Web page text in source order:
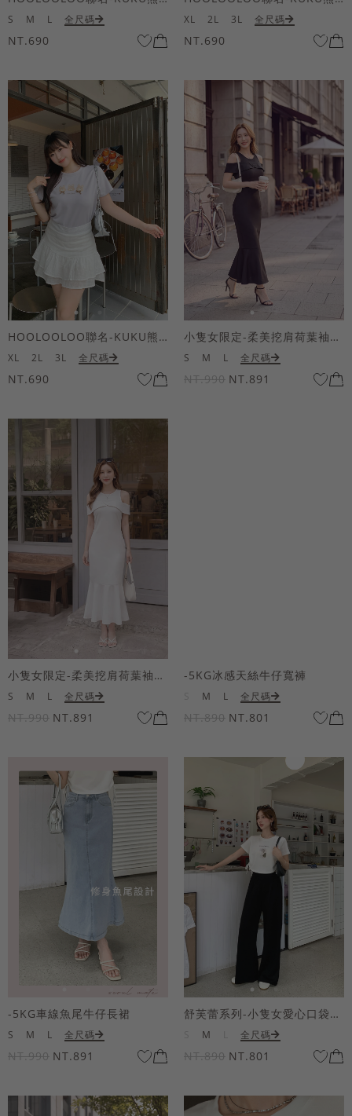
S M L 全尺碼
NT.690
XL 2L 3L 全尺碼
NT.690
HOOLOOLOO聯名-KUKU熊蝴蝶結短袖上衣
XL 2L 3L 全尺碼
NT.690
小隻女限定-柔美挖肩荷葉袖魚尾長洋裝
S M L 全尺碼
NT.990 NT.891
小隻女限定-柔美挖肩荷葉袖魚尾長洋裝
S M L 全尺碼
NT.990 NT.891
-5KG冰感天絲牛仔寬褲
M L 全尺碼
NT.890 NT.801
-5KG車線魚尾牛仔長裙
S M L 全尺碼
NT.990 NT.891
舒芙蕾系列-小隻女愛心口袋寬褲
M 全尺碼
NT.890 NT.801